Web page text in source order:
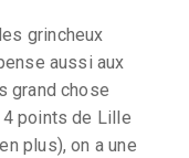
grincheux
aussi aux
grand chose
4 points de Lille
plus), on a une